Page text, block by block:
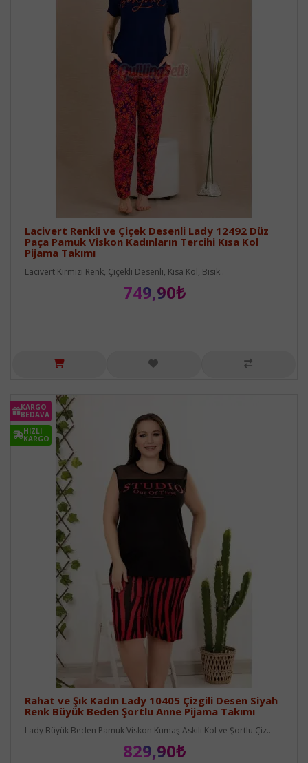
Lacivert Renkli ve Çiçek Desenli Lady 12492 Düz
Paça Pamuk Viskon Kadınların Tercihi Kısa Kol
Pijama Takımı
Lacivert Kırmızı Renk, Çiçekli Desenli, Kısa Kol, Bisik..
749,90₺
KARGO
BEDAVA
HIZLI
KARGO
Rahat ve Şık Kadın Lady 10405 Çizgili Desen Siyah
Renk Büyük Beden Şortlu Anne Pijama Takımı
Lady Büyük Beden Pamuk Viskon Kumaş Askılı Kol ve Şortlu Çiz..
829,90₺